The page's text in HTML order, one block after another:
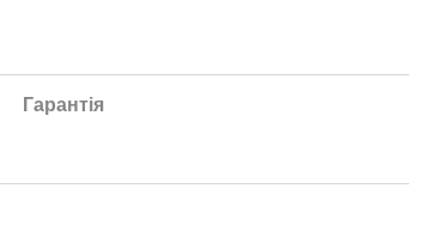
Гарантія